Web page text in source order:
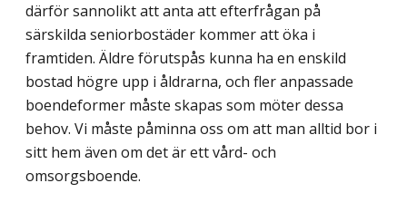
därför sannolikt att anta att efterfrågan på
särskilda seniorbostäder kommer att öka i
framtiden. Äldre förutspås kunna ha en enskild
bostad högre upp i åldrarna, och fler anpassade
boendeformer måste skapas som möter dessa
behov. Vi måste påminna oss om att man alltid bor i
sitt hem även om det är ett vård- och
omsorgsboende.